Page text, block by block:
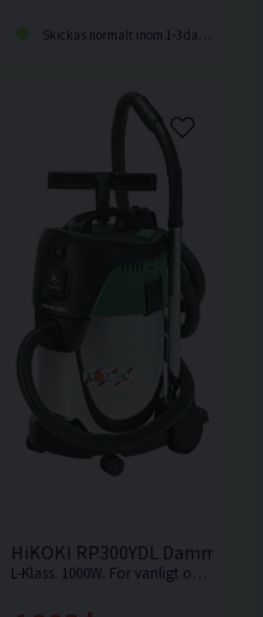
Skickas normalt inom 1-3 dagar
Våt/torr (1200W)
HiKOKI RP300YDL
L-Klass. 1000W. För vanligt och ofarligt damm, som hushållsdamm och jord.